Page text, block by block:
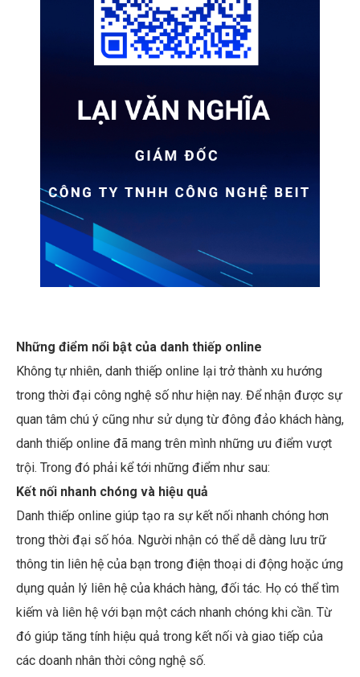
Những điểm nổi bật của danh thiếp online
Không tự nhiên, danh thiếp online lại trở thành xu hướng
trong thời đại công nghệ số như hiện nay. Để nhận được sự
quan tâm chú ý cũng như sử dụng từ đông đảo khách hàng,
danh thiếp online đã mang trên mình những ưu điểm vượt
trội. Trong đó phải kể tới những điểm như sau:
Kết nối nhanh chóng và hiệu quả
Danh thiếp online giúp tạo ra sự kết nối nhanh chóng hơn
trong thời đại số hóa. Người nhận có thể dễ dàng lưu trữ
thông tin liên hệ của bạn trong điện thoại di động hoặc ứng
dụng quản lý liên hệ của khách hàng, đối tác. Họ có thể tìm
kiếm và liên hệ với bạn một cách nhanh chóng khi cần. Từ
đó giúp tăng tính hiệu quả trong kết nối và giao tiếp của
các doanh nhân thời công nghệ số.